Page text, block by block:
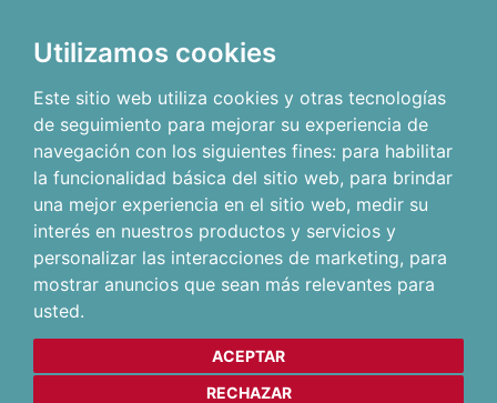
Utilizamos cookies
Este sitio web utiliza cookies y otras tecnologías
de seguimiento para mejorar su experiencia de
navegación con los siguientes fines: para habilitar
la funcionalidad básica del sitio web, para brindar
una mejor experiencia en el sitio web, medir su
interés en nuestros productos y servicios y
personalizar las interacciones de marketing, para
mostrar anuncios que sean más relevantes para
usted.
ACEPTAR
RECHAZAR